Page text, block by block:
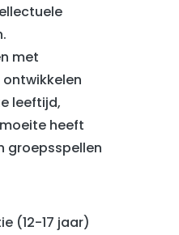
met
leeftijd,
heeft
groepsspellen
(12-17 jaar)